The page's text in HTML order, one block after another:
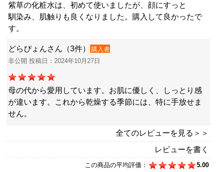
紫草の化粧水は、初めて使いましたが、顔にすっと
馴染み、肌触りも良くなりました。購入して良かったで
す。
どらぴょんさん（3件）
購入者
非公開 投稿日：2024年10月27日
母の代から愛用しています。お肌に優しく、しっとり感
が違います。これから乾燥する季節には、特に手放せま
せん。
全てのレビューを見る＞＞
レビューを書く
この商品の平均評価： 5.00